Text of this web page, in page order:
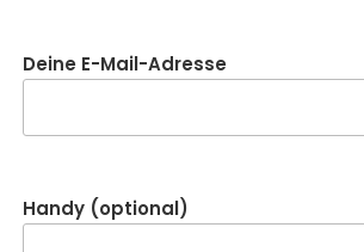
Deine E-Mail-Adresse
Handy (optional)